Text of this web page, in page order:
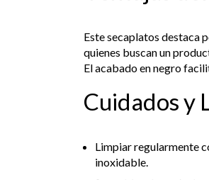
Este secaplatos destaca
quienes buscan un
El acabado en negro
Cuidados y
Limpiar regularmente
inoxidable.